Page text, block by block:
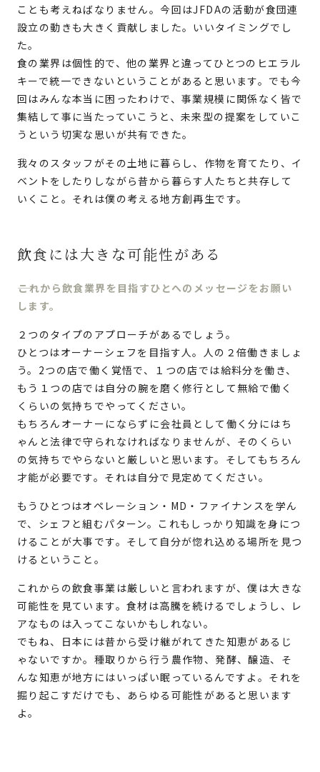
ことも考えねばなりません。今回はJFDAの活動が食団連
設立の動きも大きく貢献しました。いいタイミングでし
た。
食の業界は個性的で、他の業界と違ってひとつのヒエラル
キーで統一できないということがあると思います。でも今
回はみんな本当に困ったわけで、事業規模に関係なく皆で
集結して事に当たっていこうと、未来型の提案をしていこ
うという切実な思いが共有できた。
我々のスタッフがその土地に暮らし、作物を育てたり、イ
ベントをしたりしながら昔から暮らす人たちと共存して
いくこと。それは僕の考える地方創再生です。
飲食には大きな可能性がある
これから飲食業界を目指すひとへのメッセージをお願い
します。
２つのタイプのアプローチがあるでしょう。
ひとつはオーナーシェフを目指す人。人の２倍働きましょ
う。2つの店で働く覚悟で、１つの店では給料分を働き、
もう１つの店では自分の腕を磨く修行として無給で働く
くらいの気持ちでやってください。
もちろんオーナーにならずに会社員として働く分にはち
ゃんと法律で守られなければなりませんが、そのくらい
の気持ちでやらないと厳しいと思います。そしてもちろん
才能が必要です。それは自分で見定めてください。
もうひとつはオペレーション・MD・ファイナンスを学ん
で、シェフと組むパターン。これもしっかり知識を身につ
けることが大事です。そして自分が惚れ込める場所を見つ
けるということ。
これからの飲食事業は厳しいと言われますが、僕は大きな
可能性を見ています。食材は高騰を続けるでしょうし、レ
アなものは入ってこないかもしれない。
でもね、日本には昔から受け継がれてきた知恵があるじ
ゃないですか。種取りから行う農作物、発酵、醸造、そ
んな知恵が地方にはいっぱい眠っているんですよ。それを
掘り起こすだけでも、あらゆる可能性があると思います
よ。